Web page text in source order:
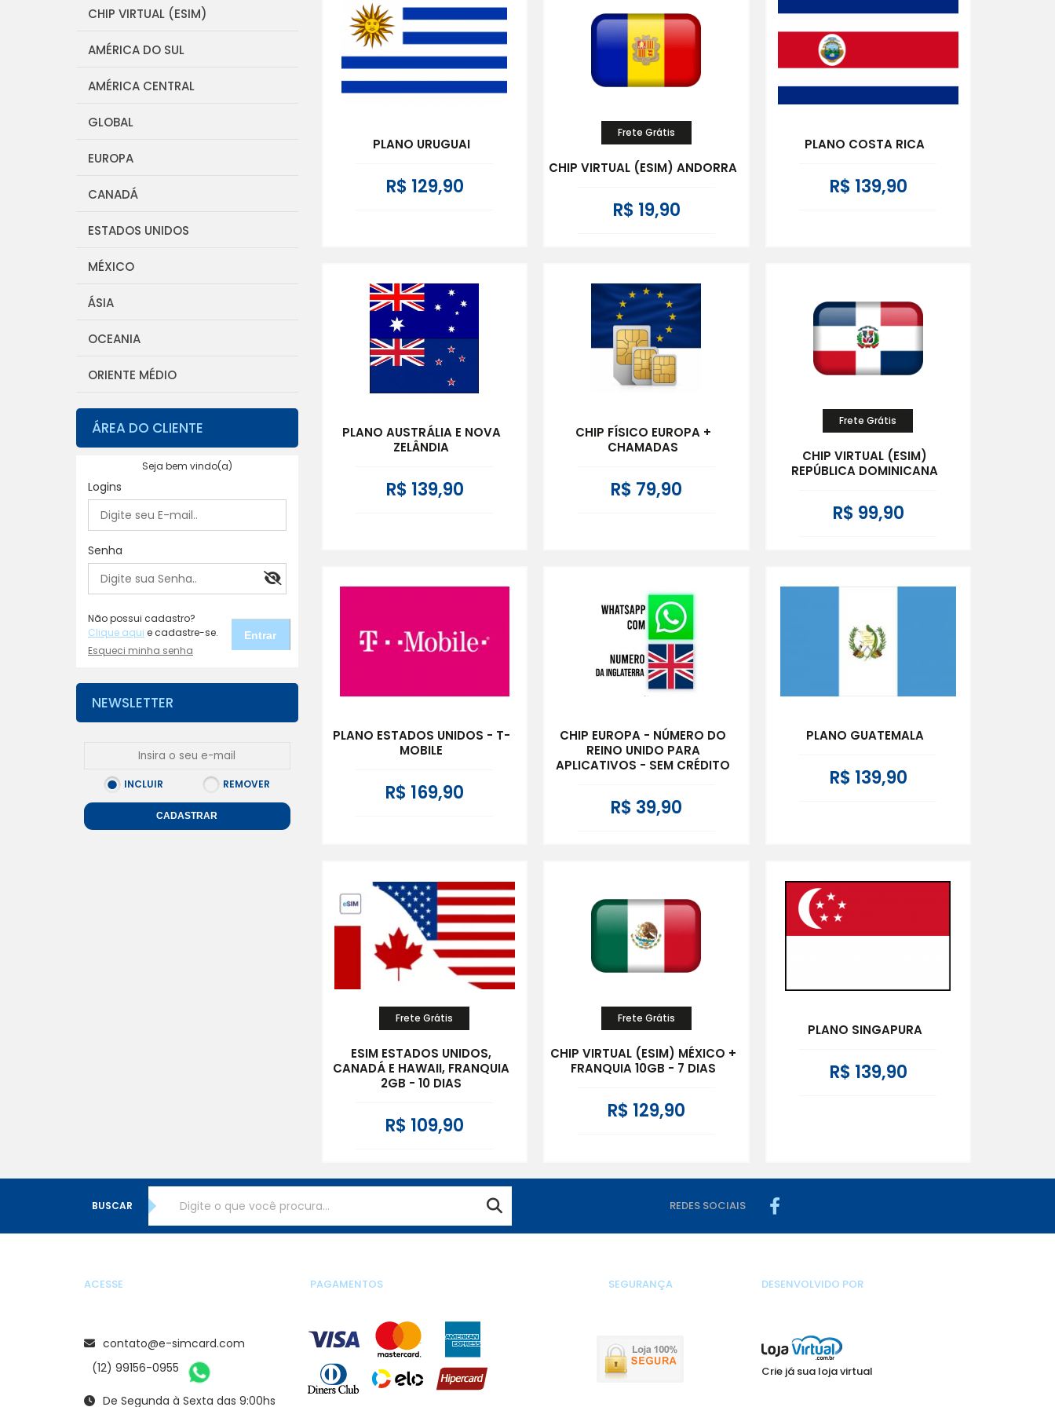
CHIP VIRTUAL (ESIM)
AMÉRICA DO SUL
AMÉRICA CENTRAL
GLOBAL
EUROPA
CANADÁ
ESTADOS UNIDOS
MÉXICO
ÁSIA
OCEANIA
ORIENTE MÉDIO
ÁREA DO CLIENTE
Seja bem vindo(a)
Logins
Senha
Não possui cadastro?
Clique aqui e cadastre-se.
Esqueci minha senha
NEWSLETTER
INCLUIR REMOVER
CADASTRAR
PLANO URUGUAI
R$ 129,90
Frete Grátis
CHIP VIRTUAL (ESIM) ANDORRA
R$ 19,90
PLANO COSTA RICA
R$ 139,90
PLANO AUSTRÁLIA E NOVA
ZELÂNDIA
R$ 139,90
CHIP FÍSICO EUROPA +
CHAMADAS
R$ 79,90
Frete Grátis
CHIP VIRTUAL (ESIM)
REPÚBLICA DOMINICANA
R$ 99,90
PLANO ESTADOS UNIDOS - T-
MOBILE
R$ 169,90
CHIP EUROPA - NÚMERO DO
REINO UNIDO PARA
APLICATIVOS - SEM CRÉDITO
R$ 39,90
PLANO GUATEMALA
R$ 139,90
Frete Grátis
ESIM ESTADOS UNIDOS,
CANADÁ E HAWAII, FRANQUIA
2GB - 10 DIAS
R$ 109,90
Frete Grátis
CHIP VIRTUAL (ESIM) MÉXICO +
FRANQUIA 10GB - 7 DIAS
R$ 129,90
PLANO SINGAPURA
R$ 139,90
BUSCAR REDES SOCIAIS
ACESSE
contato@e-simcard.com
(12) 99156-0955
De Segunda à Sexta das 9:00hs
PAGAMENTOS SEGURANÇA DESENVOLVIDO POR
Crie já sua loja virtual